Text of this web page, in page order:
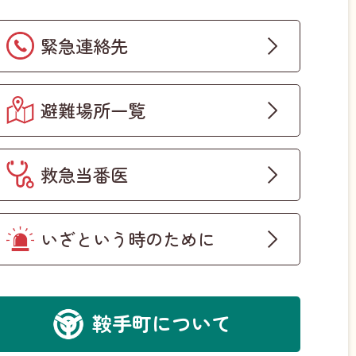
緊急連絡先
避難場所一覧
救急当番医
いざという時のために
鞍手町について